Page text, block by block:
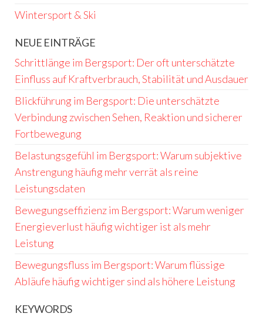
Wintersport & Ski
NEUE EINTRÄGE
Schrittlänge im Bergsport: Der oft unterschätzte
Einfluss auf Kraftverbrauch, Stabilität und Ausdauer
Blickführung im Bergsport: Die unterschätzte
Verbindung zwischen Sehen, Reaktion und sicherer
Fortbewegung
Belastungsgefühl im Bergsport: Warum subjektive
Anstrengung häufig mehr verrät als reine
Leistungsdaten
Bewegungseffizienz im Bergsport: Warum weniger
Energieverlust häufig wichtiger ist als mehr
Leistung
Bewegungsfluss im Bergsport: Warum flüssige
Abläufe häufig wichtiger sind als höhere Leistung
KEYWORDS